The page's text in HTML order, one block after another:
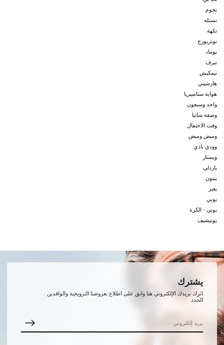
نجوم
نستله
نكهة
نوتريورج
نوماد
نيرف
نيمكيش
هارشيني
هواية ستامبيريا
واحد وسبعون
وصفة ساتيا
وقت الاحتفال
وميض وميض
وودي بادي
ويستار
ياردلي
يبتون
يعبر
يوبي
يوني - الكرة
يونيشيف
يشترك
اترك بريدك الإلكتروني هنا وابق على اطلاع بعروضنا الترويجية والوافدين
الجدد.